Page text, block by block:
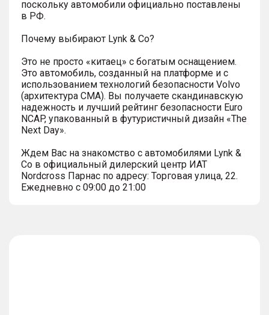
поскольку автомобили официально поставлены
в РФ.
Почему выбирают Lynk & Co?
Это не просто «китаец» с богатым оснащением.
Это автомобиль, созданный на платформе и с
использованием технологий безопасности Volvo
(архитектура СМА). Вы получаете скандинавскую
надежность и лучший рейтинг безопасности Euro
NCAP, упакованный в футуристичный дизайн «The
Next Day».
Ждем Вас на знакомство с автомобилями Lynk &
Co в официальный дилерский центр ИАТ
Nordcross Парнас по адресу: Торговая улица, 22.
Ежедневно с 09:00 до 21:00